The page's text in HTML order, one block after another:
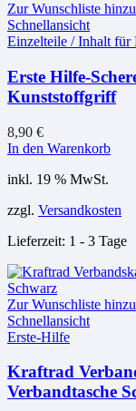
Zur Wunschliste
Schnellansicht
Einzelteile / Inhalt
Erste Hilfe-
Kunststoffgriff
8,90 €
In den Warenkorb
inkl. 19 % MwSt.
zzgl. Versandkosten
Lieferzeit: 1 - 3 Tage
Zur Wunschliste
Schnellansicht
Erste-Hilfe
Kraftrad
Verbandtasche